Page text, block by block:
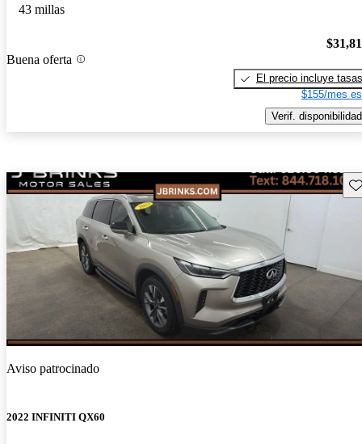
43 millas
Buena oferta
El precio incluye tasas
$155/mes
Verif. disponibilidad
Aviso patrocinado
2022 INFINITI QX60